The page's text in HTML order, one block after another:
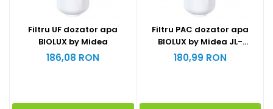
Filtru UF dozator apa
BIOLUX by Midea
186,08 RON
Filtru PAC dozator apa
BIOLUX by Midea JL-
1566S/JL-2345T/JL-
180,99 RON